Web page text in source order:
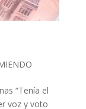
“Tenía el
voz y voto